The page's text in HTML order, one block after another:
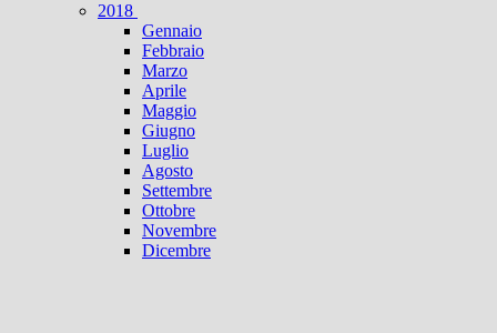
2018
Gennaio
Febbraio
Marzo
Aprile
Maggio
Giugno
Luglio
Agosto
Settembre
Ottobre
Novembre
Dicembre